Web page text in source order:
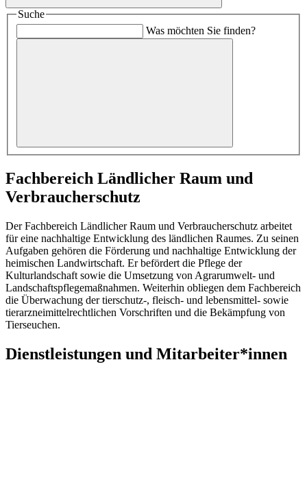
Suche
Was möchten Sie finden?
Fachbereich Ländlicher Raum und
Verbraucherschutz
Der Fachbereich Ländlicher Raum und Verbraucherschutz arbeitet
für eine nachhaltige Entwicklung des ländlichen Raumes. Zu seinen
Aufgaben gehören die Förderung und nachhaltige Entwicklung der
heimischen Landwirtschaft. Er befördert die Pflege der
Kulturlandschaft sowie die Umsetzung von Agrarumwelt- und
Landschaftspflegemaßnahmen. Weiterhin obliegen dem Fachbereich
die Überwachung der tierschutz-, fleisch- und lebensmittel- sowie
tierarzneimittelrechtlichen Vorschriften und die Bekämpfung von
Tierseuchen.
Dienstleistungen und Mitarbeiter*innen